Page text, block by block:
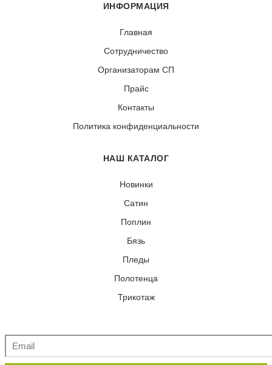
ИНФОРМАЦИЯ
Главная
Сотрудничество
Организаторам СП
Прайс
Контакты
Политика конфиденциальности
НАШ КАТАЛОГ
Новинки
Сатин
Поплин
Бязь
Пледы
Полотенца
Трикотаж